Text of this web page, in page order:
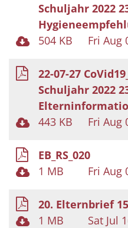
Schuljahr 2022
504 KB
Fri Aug
22-07-27
Schuljahr 2022
443 KB
Fri Aug
EB_RS_020
1 MB
Fri Aug
20. Elternbrief
1 MB
Sat Jul